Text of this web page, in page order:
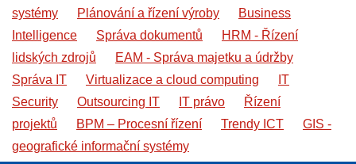
systémy
Plánování a řízení výroby
Business
Intelligence
Správa dokumentů
HRM - Řízení
lidských zdrojů
EAM - Správa majetku a údržby
Správa IT
Virtualizace a cloud computing
IT
Security
Outsourcing IT IT právo
Řízení
projektů
BPM – Procesní řízení Trendy ICT
GIS -
geografické informační systémy